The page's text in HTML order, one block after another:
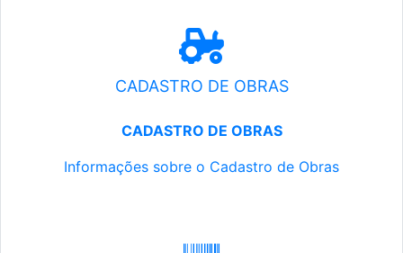
CADASTRO DE OBRAS
CADASTRO DE OBRAS
Informações sobre o Cadastro de Obras